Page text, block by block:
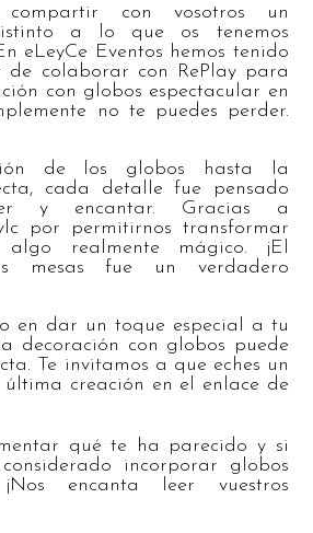
compartir con vosotros un
a lo que os tenemos
eLeyCe Eventos hemos tenido
de colaborar con RePlay para
con globos espectacular en
no te puedes perder.
de los globos hasta la
cada detalle fue pensado
y encantar. Gracias a
por permitirnos transformar
realmente mágico. ¡El
mesas fue un verdadero
en dar un toque especial a tu
decoración con globos puede
Te invitamos a que eches un
creación en el enlace de
qué te ha parecido y si
incorporar globos
encanta leer vuestros